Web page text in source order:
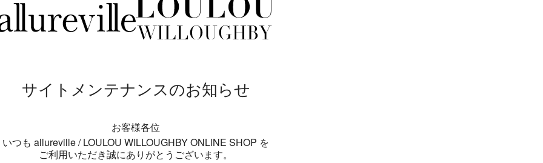
サイトメンテナンスのお知らせ
お客様各位
いつも allureville / LOULOU WILLOUGHBY ONLINE SHOP を
ご利用いただき誠にありがとうございます。